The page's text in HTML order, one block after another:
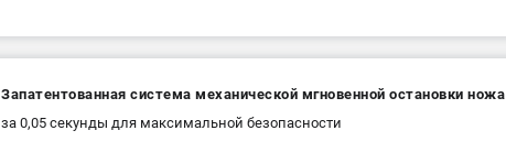
Запатентованная система механической мгновенной остановки ножа
за 0,05 секунды для максимальной безопасности